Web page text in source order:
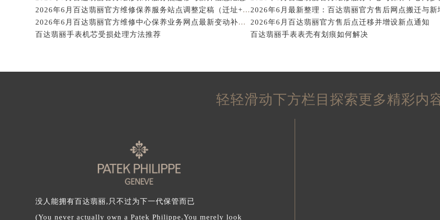
辽宁省沈阳市沈河区中街路137号亨得利名表维修授权店1楼百达翡丽售后服务中心（需提前预约）
辽宁省沈阳市沈河区中街路83号亨得利名表维修授权店1楼百达翡丽售后服务中心（需提前预约）
北京市朝阳区建国门外大街甲6号华熙国际中心D座11层1102室百达翡丽售后服务中心（北京总部）
内蒙古自治区包头市青山区幸福路甲3号王府井百货名表维修百达翡丽售后服务中心（需提前预约）
内蒙古自治区呼伦贝尔市海拉尔区中央街百达翡丽售后服务中心（需提前预约）
内蒙古自治区通辽市科尔沁区明仁大街百达翡丽售后服务中心（需提前预约）
内蒙古自治区乌海市海勃湾区人民南路百达翡丽售后服务中心（需提前预约）
内蒙古自治区乌兰察布市集宁区恩和大街百达翡丽售后服务中心（需提前预约）
内蒙古自治区锡林郭勒盟市锡林浩特市光明街与额尔敦路交叉口百达翡丽售后服务中心（需提前预约
内蒙古自治区兴安盟市乌兰浩特市兴安大街百达翡丽售后服务中心（需提前预约）
2026年6月百达翡丽官方维修保养服务站点调整定稿（迁址+新增）2026年6月最新整理：百达翡丽官方售后网点搬迁与新
2026年6月百达翡丽官方维修中心保养业务网点最新变动补充一览文件
2026年6月百达翡丽官方售后点迁移并增设新点通知
百达翡丽手表机芯受损处理方法推荐
百达翡丽手表表壳有划痕如何解决
轻轻滑动下方栏目探索更多精彩内
没人能拥有百达翡丽,只不过为下一代保管而已
(You never actually own a Patek Philippe.You merely look